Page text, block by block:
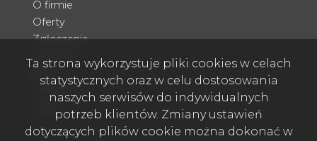
O firmie
Oferty
Zgłoszenia
Kontakt
Ta strona wykorzystuje pliki cookies w celach
statystycznych oraz w celu dostosowania
naszych serwisów do indywidualnych
potrzeb klientów. Zmiany ustawień
dotyczących plików cookie można dokonać w